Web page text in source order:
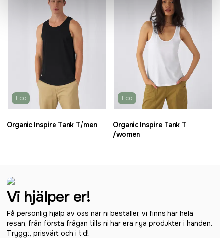
Eco
Organic Inspire Tank T/men
Eco
Organic Inspire Tank T
/women
Vi hjälper er!
Få personlig hjälp av oss när ni beställer, vi finns här hela
resan, från första frågan tills ni har era nya produkter i handen.
Tryggt, prisvärt och i tid!